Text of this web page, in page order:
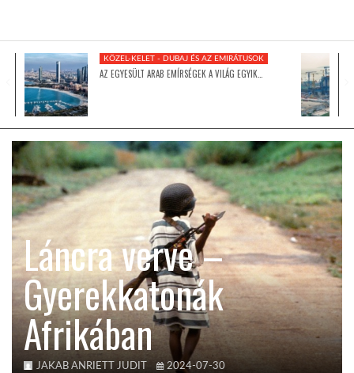
GLOBOTV BP
HÍR3D
TROPICALMAGAZIN
GLOBOTV
AFRIKA TUDÁSTÁR
A NAP SZÉPE
KÖZEL-KELET - DUBAJ ÉS AZ EMIRÁTUSOK
AZ EGYESÜLT ARAB EMÍRSÉGEK A VILÁG EGYIK…
Láncra verve –
Gyerekkatonák
Afrikában
JAKAB ANRIETT JUDIT 2024-07-30